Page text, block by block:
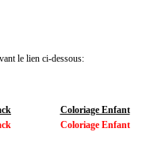
le lien ci-dessous:
Coloriage Enfant
Coloriage Enfant